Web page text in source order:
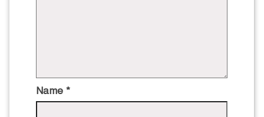
Name *